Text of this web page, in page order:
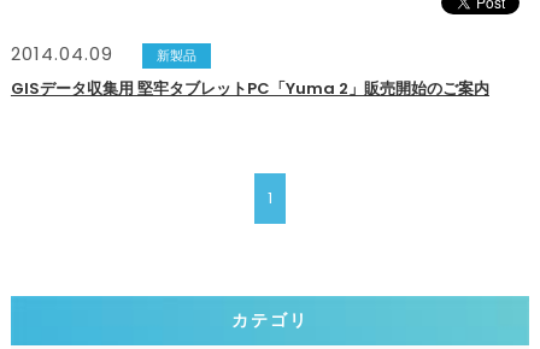
2014.04.09 新製品
GISデータ収集用 堅牢タブレットPC「Yuma 2」販売開始のご案内
1
カテゴリ